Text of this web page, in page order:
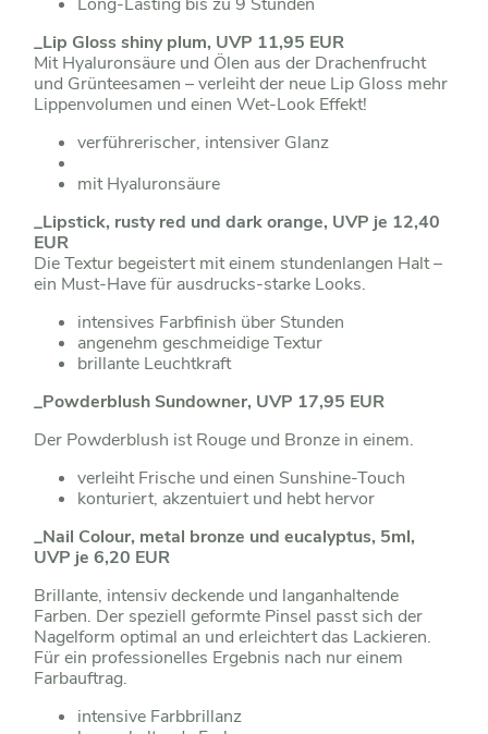
Long-Lasting bis zu 9 Stunden
_Lip Gloss shiny plum, UVP 11,95 EUR
Mit Hyaluronsäure und Ölen aus der Drachenfrucht
und Grünteesamen – verleiht der neue Lip Gloss mehr
Lippenvolumen und einen Wet-Look Effekt!
verführerischer, intensiver Glanz
mit Hyaluronsäure
_Lipstick, rusty red und dark orange, UVP je 12,40
EUR
Die Textur begeistert mit einem stundenlangen Halt –
ein Must-Have für ausdrucks-starke Looks.
intensives Farbfinish über Stunden
angenehm geschmeidige Textur
brillante Leuchtkraft
_Powderblush Sundowner, UVP 17,95 EUR
Der Powderblush ist Rouge und Bronze in einem.
verleiht Frische und einen Sunshine-Touch
konturiert, akzentuiert und hebt hervor
_Nail Colour, metal bronze und eucalyptus, 5ml,
UVP je 6,20 EUR
Brillante, intensiv deckende und langanhaltende
Farben. Der speziell geformte Pinsel passt sich der
Nagelform optimal an und erleichtert das Lackieren.
Für ein professionelles Ergebnis nach nur einem
Farbauftrag.
intensive Farbbrillanz